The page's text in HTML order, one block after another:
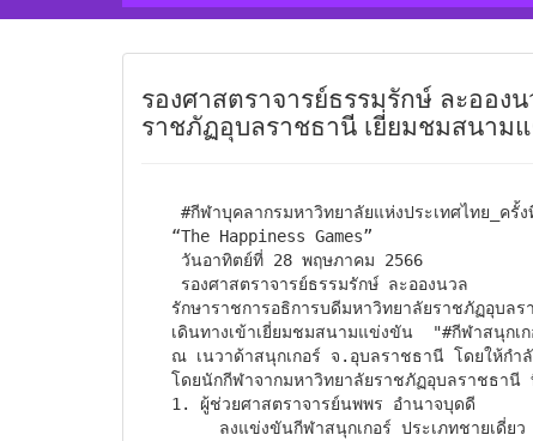
รองศาสตราจารย์ธรรมรักษ์ ละออ
ราชภัฏอุบลราชธานี เยี่ยมชมสนาม
“The Happiness Games”
รักษาราชการอธิการบดีมหาวิทยาลัยราชภัฏอุบลร
เดินทางเข้าเยี่ยมชมสนามแข่งขัน  "#กีฬาสนุกเ
ณ เนวาด้าสนุกเกอร์ จ.อุบลราชธานี โดยให้กำ
โดยนักกีฬาจากมหาวิทยาลัยราชภัฏอุบลราชธา
1. ผู้ช่วยศาสตราจารย์นพพร อำนาจบุดดี